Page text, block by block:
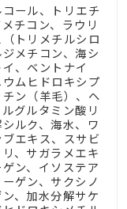
ール、トリエチ
チコン、ラウリ
トリメチルシロ
メチコン、海シ
、ベントナイ
ムヒドロキシプ
ン（羊毛）、ヘ
グルタミン酸リ
ルク、海水、ワ
エキス、スサビ
、サガラメエキ
ン、イソステア
ゲン、サクシノ
、加水分解サケ